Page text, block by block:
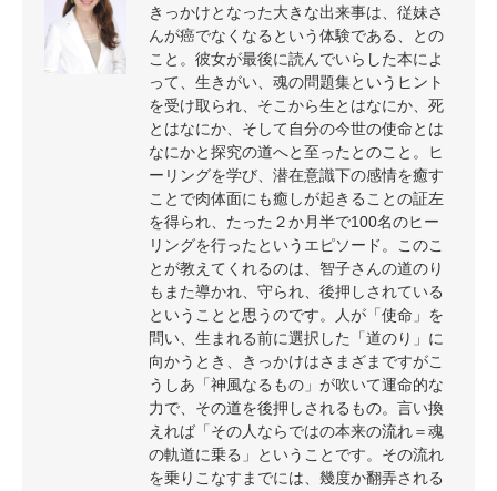
きっかけとなった大きな出来事は、従妹さ
んが癌でなくなるという体験である、との
こと。彼女が最後に読んでいらした本によ
って、生きがい、魂の問題集というヒント
を受け取られ、そこから生とはなにか、死
とはなにか、そして自分の今世の使命とは
なにかと探究の道へと至ったとのこと。ヒ
ーリングを学び、潜在意識下の感情を癒す
ことで肉体面にも癒しが起きることの証左
を得られ、たった２か月半で100名のヒー
リングを行ったというエピソード。このこ
とが教えてくれるのは、智子さんの道のり
もまた導かれ、守られ、後押しされている
ということと思うのです。人が「使命」を
問い、生まれる前に選択した「道のり」に
向かうとき、きっかけはさまざまですがこ
うしあ「神風なるもの」が吹いて運命的な
力で、その道を後押しされるもの。言い換
えれば「その人ならではの本来の流れ＝魂
の軌道に乗る」ということです。その流れ
を乗りこなすまでには、幾度か翻弄される